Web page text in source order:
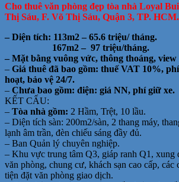
Cho thuê văn phòng đẹp tòa nhà Loyal
Thị Sáu, F. Võ Thị Sáu, Quận 3, TP. HCM.
– Diện tích: 113m2 – 65.6 triệu/ tháng.
167m2 – 97 triệu/tháng.
– Mặt bằng vuông vức, thông thoáng, view
– Giá thuê đã bao gồm: thuế VAT 10%,
hoạt, bảo vệ 24/7.
– Chưa bao gồm: điện: giá NN, phí giữ xe.
KẾT CẤU:
– Tòa nhà gồm: 2 Hầm, Trệt, 10 lầu.
– Diện tích sàn: 200m2/sàn, 2 thang máy,
lạnh âm trần, đèn chiếu sáng đầy đủ.
– Ban Quản lý chuyên nghiệp.
– Khu vực trung tâm Q3, giáp ranh Q1, xung
văn phòng, chung cư, khách sạn cao cấp, các
tiện đặt văn phòng giao dịch.